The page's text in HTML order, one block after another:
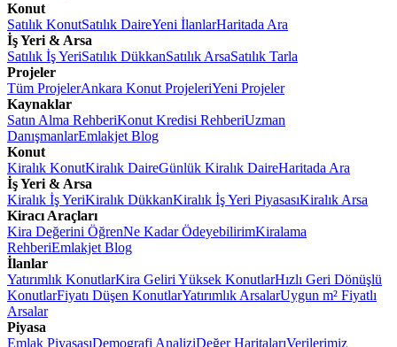
Konut
Satılık KonutSatılık DaireYeni İlanlarHaritada Ara
İş Yeri & Arsa
Satılık İş YeriSatılık DükkanSatılık ArsaSatılık Tarla
Projeler
Tüm ProjelerAnkara Konut ProjeleriYeni Projeler
Kaynaklar
Satın Alma RehberiKonut Kredisi RehberiUzman
DanışmanlarEmlakjet Blog
Konut
Kiralık KonutKiralık DaireGünlük Kiralık DaireHaritada Ara
İş Yeri & Arsa
Kiralık İş YeriKiralık DükkanKiralık İş Yeri PiyasasıKiralık Arsa
Kiracı Araçları
Kira Değerini ÖğrenNe Kadar ÖdeyebilirimKiralama
RehberiEmlakjet Blog
İlanlar
Yatırımlık KonutlarKira Geliri Yüksek KonutlarHızlı Geri Dönüşlü
KonutlarFiyatı Düşen KonutlarYatırımlık ArsalarUygun m² Fiyatlı
Arsalar
Piyasa
Emlak PiyasasıDemografi AnaliziDeğer HaritalarıVerilerimiz